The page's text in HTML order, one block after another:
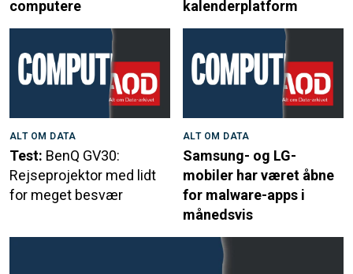
computere kalenderplatform
ALT OM DATA
Test: BenQ GV30:
Rejseprojektor med lidt
for meget besvær
ALT OM DATA
Samsung- og LG-
mobiler har været åbne
for malware-apps i
månedsvis